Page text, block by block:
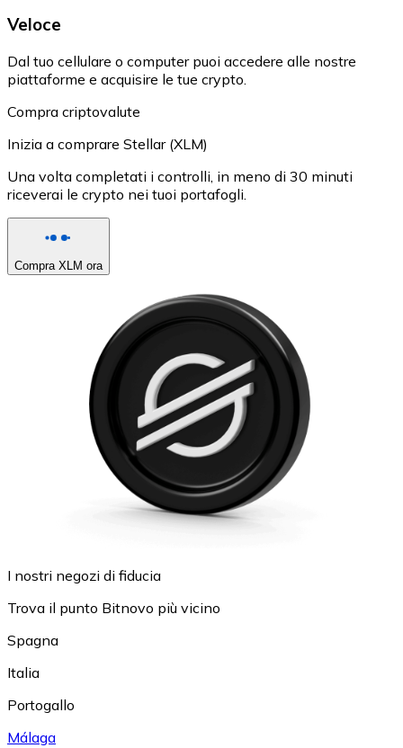
Veloce
Dal tuo cellulare o computer puoi accedere alle nostre
piattaforme e acquisire le tue crypto.
Compra criptovalute
Inizia a comprare Stellar (XLM)
Una volta completati i controlli, in meno di 30 minuti
riceverai le crypto nei tuoi portafogli.
Compra XLM ora
I nostri negozi di fiducia
Trova il punto Bitnovo più vicino
Spagna
Italia
Portogallo
Málaga